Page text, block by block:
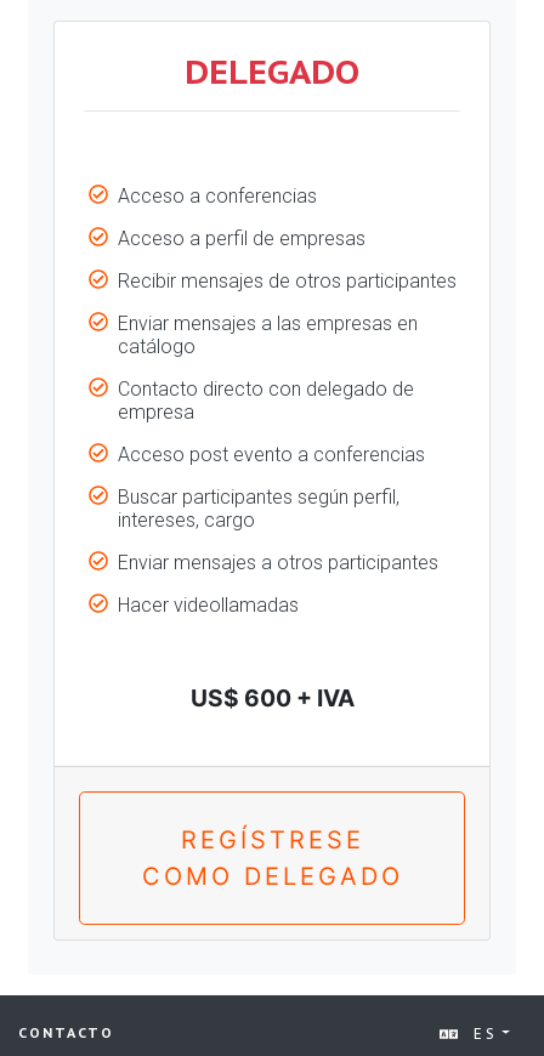
DELEGADO
Acceso a conferencias
Acceso a perfil de empresas
Recibir mensajes de otros participantes
Enviar mensajes a las empresas en
catálogo
Contacto directo con delegado de
empresa
Acceso post evento a conferencias
Buscar participantes según perfil,
intereses, cargo
Enviar mensajes a otros participantes
Hacer videollamadas
US$ 600 + IVA
REGÍSTRESE
COMO DELEGADO
CONTACTO ES